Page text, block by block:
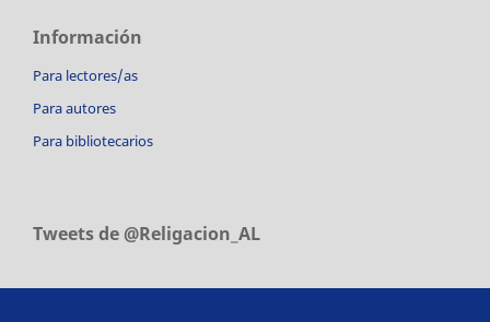
Información
Para lectores/as
Para autores
Para bibliotecarios
Tweets de @Religacion_AL